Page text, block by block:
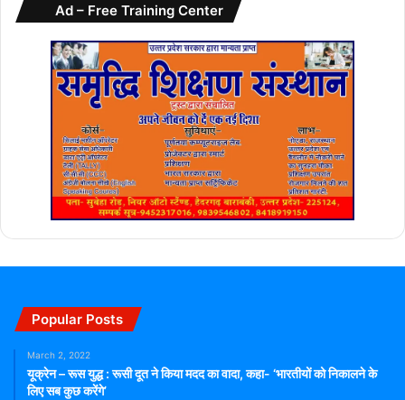
Ad – Free Training Center
Popular Posts
March 2, 2022
यूक्रेन – रूस युद्ध : रूसी दूत ने किया मदद का वादा, कहा- ‘भारतीयों को निकालने के
लिए सब कुछ करेंगे’